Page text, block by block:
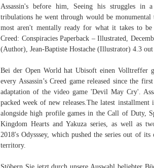
Assassin's before him, Seeing his struggles in
tribulations he went through would be monumental
most aren't mentally ready for what it takes to be
Creed: Conspiracies Paperback – Illustrated,
(Author), Jean-Baptiste Hostache (Illustrator) 4.3
Bei der Open World hat Ubisoft einen Volltreffer
every Assassin’s Creed game released since the
adaptation of the video game 'Devil May Cry'.
packed week of new releases.The latest
alongside high profile games in the Call of Duty,
Kingdom Hearts and Yakuza series, as well as
2018's Odysssey, which pushed the series out of
territory.